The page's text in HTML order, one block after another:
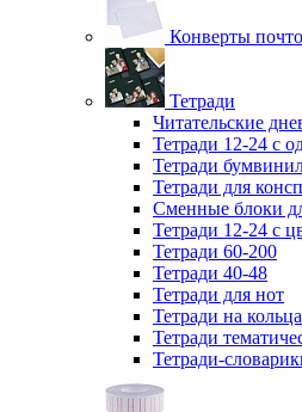
Конверты
Тетради
Читательские
Тетради 12-24 с
Тетради
Тетради для
Сменные блоки
Тетради 12-24 с
Тетради 60-200
Тетради 40-48
Тетради для нот
Тетради на
Тетради
Тетради-